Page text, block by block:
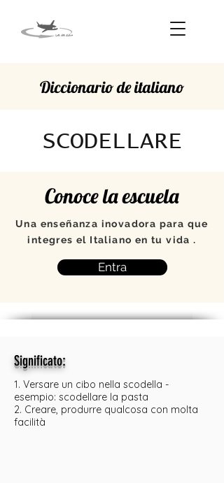
Diccionario de italiano
SCODELLARE
Conoce la escuela
Una enseñanza inovadora para que
integres el Italiano en tu vida .
Entra
Significato:
1. Versare un cibo nella scodella -
esempio: scodellare la pasta
2. Creare, produrre qualcosa con molta
facilità